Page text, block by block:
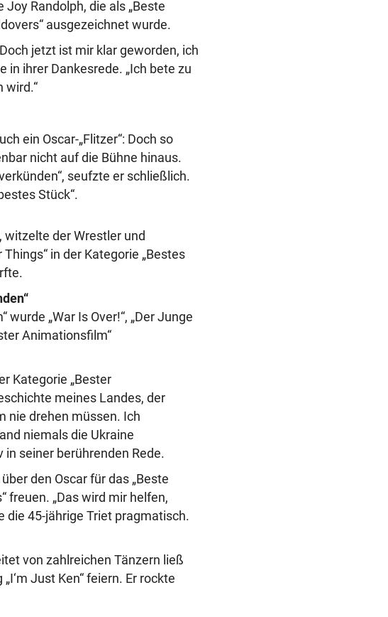
Joy Randolph, die als „Beste
ausgezeichnet wurde.
jetzt ist mir klar geworden, ich
in ihrer Dankesrede. „Ich bete zu
wird.“
ein Oscar-„Flitzer“: Doch so
nicht auf die Bühne hinaus.
seufzte er schließlich.
Stück“.
witzelte der Wrestler und
in der Kategorie „Bestes
„War Is Over!“, „Der Junge
Animationsfilm“
Kategorie „Bester
meines Landes, der
nie drehen müssen. Ich
niemals die Ukraine
seiner berührenden Rede.
den Oscar für das „Beste
freuen. „Das wird mir helfen,
die 45-jährige Triet pragmatisch.
von zahlreichen Tänzern ließ
Just Ken“ feiern. Er rockte